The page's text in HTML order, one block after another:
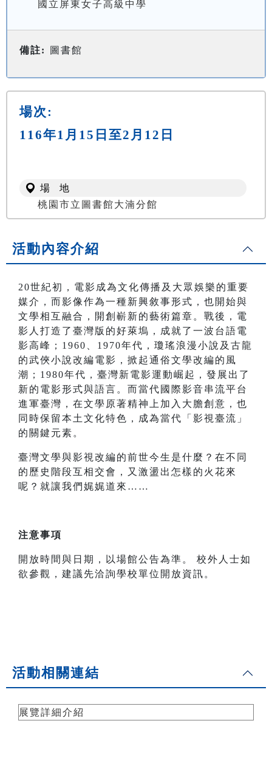
國立屏東女子高級中學
備註: 圖書館
場次:
116年1月15日至2月12日
場 地
桃園市立圖書館大湳分館
活動內容介紹
20世紀初，電影成為文化傳播及大眾娛樂的重要
媒介，而影像作為一種新興敘事形式，也開始與
文學相互融合，開創嶄新的藝術篇章。戰後，電
影人打造了臺灣版的好萊塢，成就了一波台語電
影高峰；1960、1970年代，瓊瑤浪漫小說及古龍
的武俠小說改編電影，掀起通俗文學改編的風
潮；1980年代，臺灣新電影運動崛起，發展出了
新的電影形式與語言。而當代國際影音串流平台
進軍臺灣，在文學原著精神上加入大膽創意，也
同時保留本土文化特色，成為當代「影視臺流」
的關鍵元素。
臺灣文學與影視改編的前世今生是什麼？在不同
的歷史階段互相交會，又激盪出怎樣的火花來
呢？就讓我們娓娓道來……
注意事項
開放時間與日期，以場館公告為準。 校外人士如
欲參觀，建議先洽詢學校單位開放資訊。
活動相關連結
展覽詳細介紹